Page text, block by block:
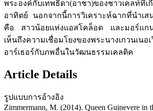
พระองค์กับเทพธิดา(อาชา)ของชาวเคลท์ที่เ
อาทิตย์ นอกจากนี้การวิเคราะห์ฉากที่นำเส
คือ สาวน้อยแห่งแอสโคล็อต และมอร์แก
เห็นถึงความเชื่อมโยงของพระนางเกวนเนอ
อาร์เธอร์กับภพอื่นในวัฒนธรรมเคลติค
Article Details
รูปแบบการอ้างอิง
Zimmermann, M. (2014). Queen Guinevere in